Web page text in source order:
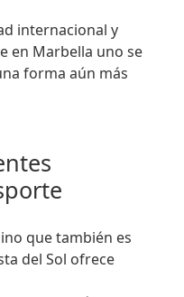
en Marbella uno se
forma aún más
del Sol ofrece